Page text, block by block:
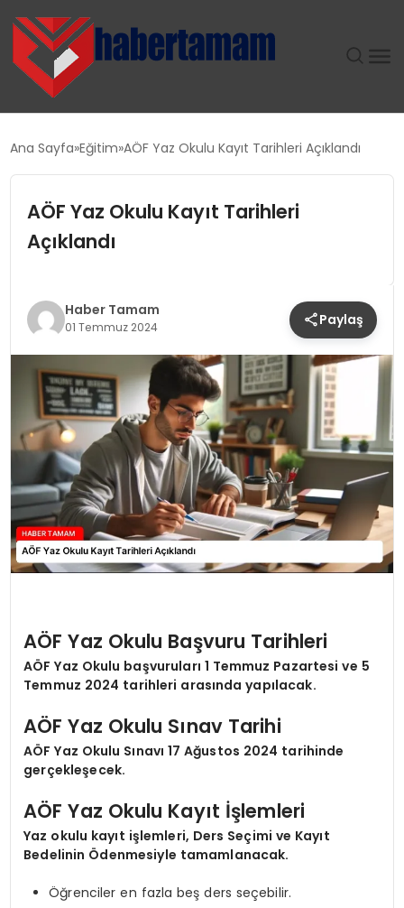
SPOR
EKONOMI
MAGAZIN
SIYASET
EĞITIM
YAŞAM
Ana Sayfa Eğitim AÖF Yaz Okulu Kayıt Tarihleri Açıklandı
AÖF Yaz Okulu Kayıt Tarihleri
Açıklandı
Haber Tamam
01 Temmuz 2024 Paylaş
AÖF Yaz Okulu Başvuru Tarihleri
AÖF Yaz Okulu başvuruları 1 Temmuz Pazartesi ve 5
Temmuz 2024 tarihleri arasında yapılacak.
AÖF Yaz Okulu Sınav Tarihi
AÖF Yaz Okulu Sınavı 17 Ağustos 2024 tarihinde
gerçekleşecek.
AÖF Yaz Okulu Kayıt İşlemleri
Yaz okulu kayıt işlemleri, Ders Seçimi ve Kayıt
Bedelinin Ödenmesiyle tamamlanacak.
Öğrenciler en fazla beş ders seçebilir.